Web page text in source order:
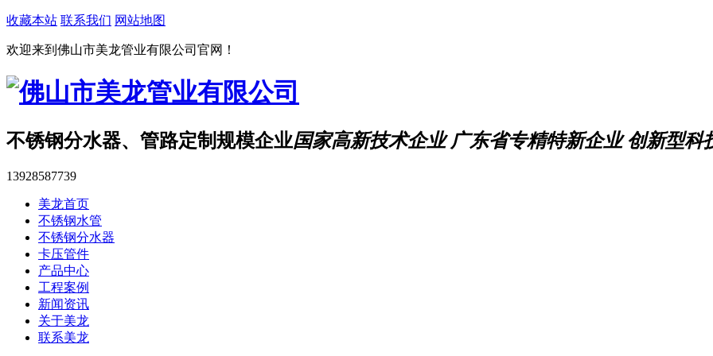
收藏本站 联系我们 网站地图
欢迎来到佛山市美龙管业有限公司官网！
不锈钢分水器、管路定制规模企业国家高新技术企业 广东省专精特新企业 创新型科
13928587739
美龙首页
不锈钢水管
不锈钢分水器
卡压管件
产品中心
工程案例
新闻资讯
关于美龙
联系美龙